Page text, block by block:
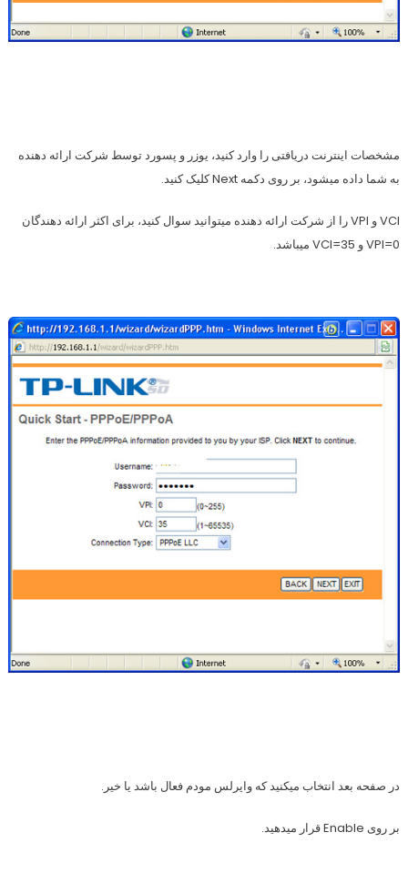
مشخصات اینترنت دریافتی را وارد کنید، یوزر و پسورد توسط شرکت ارائه دهنده
به شما داده میشود، بر روی دکمه Next کلیک کنید.
VCI و VPI را از شرکت ارائه دهنده میتوانید سوال کنید، برای اکثر ارائه دهندگان
VPI=0 و VCI=35 میباشد.
در صفحه بعد انتخاب میکنید که وایرلس مودم فعال باشد یا خیر.
بر روی Enable قرار میدهید.